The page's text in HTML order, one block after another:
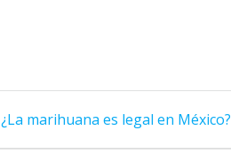
Next
¿La marihuana es legal en México?